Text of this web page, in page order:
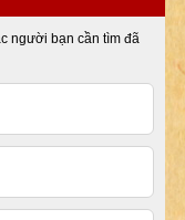
người bạn cần tìm đã